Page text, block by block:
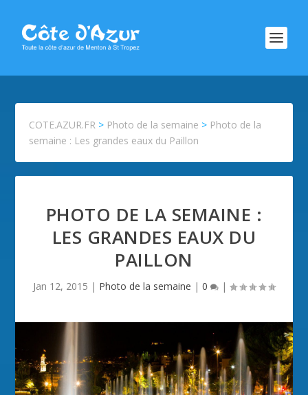
COTE.AZUR.FR > Photo de la semaine > Photo de la
semaine : Les grandes eaux du Paillon
PHOTO DE LA SEMAINE :
LES GRANDES EAUX DU
PAILLON
Jan 12, 2015 | Photo de la semaine | 0 |